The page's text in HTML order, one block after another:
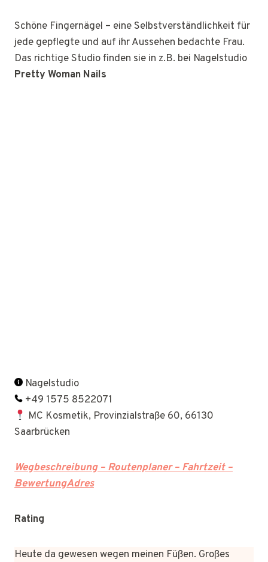
Schöne Fingernägel – eine Selbstverständlichkeit für
jede gepflegte und auf ihr Aussehen bedachte Frau.
Das richtige Studio finden sie in z.B. bei Nagelstudio
Pretty Woman Nails
Nagelstudio
+49 1575 8522071
MC Kosmetik, Provinzialstraße 60, 66130
Saarbrücken
Wegbeschreibung – Routenplaner – Fahrtzeit –
BewertungAdres
Rating
Heute da gewesen wegen meinen Füßen. Großes